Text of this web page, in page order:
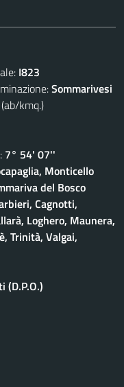
I823
Sommarivesi
(ab/kmq.)
7° 54' 07''
Monticello
del Bosco
Cagnotti,
Loghero, Maunera,
Trinità, Valgai,
(D.P.O.)